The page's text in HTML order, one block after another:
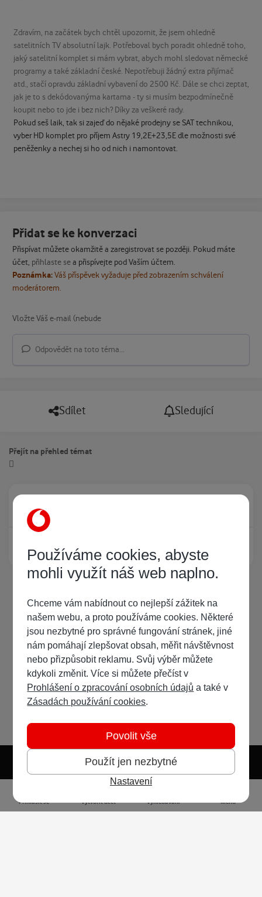
Zdravím, na začátek bych chtěl upozornit, že jsem ohledně
satelitních TV absolutní lajk. Potřeboval bych poradit ohledně toho,
jaký satelitní komplet si mám vybrat, abych mohl sledovat německé
programy a také základní české. Nepotřebuji žádný extra přijímač
atd., stačí opravdu základní vybavení do 2500 Kč. Dále se chci zeptat,
jak je to s dekódovanýma kartama - ty si musím bezpodmínečně
koupit nebo to jde i bez nich? Díky za veškeré rady.
Pokud seš laik, tak si zajeď do nějaké prodejny se SAT technikou,
vyber HD komplet pro příjem Astry 19,2E+23,5E dle možnosti své
peněženky a nechej si ho od nich i namontovat.
Přidat se ke konverzaci
Přispívat můžete okamžitě a zaregistrovat se později. Pokud máte
účet, přihlaste sea přispívejte pod Vaším účtem.
Poznámka:Váš příspěvek vyžaduje před zobrazením schválení
moderátorem.
Odpovědět na toto téma...
Sdílet Sledující
Přejít na přehled témat
Právě prohlíží tuto stránku
Žádný registrovaný uživatel si neprohlíží tuto stránku
Světlý režim Předvolba systému
Přihlásit se Vytvořit účet Vyhledávání Menu
Používáme cookies, abyste
mohli využít náš web naplno.
Chceme vám nabídnout co nejlepší zážitek na
našem webu, a proto používáme cookies. Některé
jsou nezbytné pro správné fungování stránek, jiné
nám pomáhají zlepšovat obsah, měřit návštěvnost
nebo přizpůsobit reklamu. Svůj výběr můžete
kdykoli změnit. Více si můžete přečíst v
Prohlášení o zpracování osobních údajů a také v
Zásadách používání cookies.
Použít jen nezbytné
Povolit vše
Nastavení